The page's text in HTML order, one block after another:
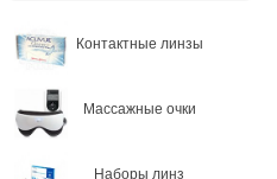
Контактные линзы
Массажные очки
Наборы линз